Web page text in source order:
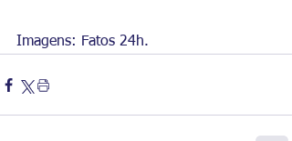
Imagens: Fatos 24h.